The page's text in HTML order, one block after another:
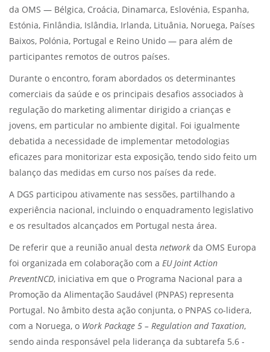
da OMS — Bélgica, Croácia, Dinamarca, Eslovénia, Espanha,
Estónia, Finlândia, Islândia, Irlanda, Lituânia, Noruega, Países
Baixos, Polónia, Portugal e Reino Unido — para além de
participantes remotos de outros países.
Durante o encontro, foram abordados os determinantes
comerciais da saúde e os principais desafios associados à
regulação do marketing alimentar dirigido a crianças e
jovens, em particular no ambiente digital. Foi igualmente
debatida a necessidade de implementar metodologias
eficazes para monitorizar esta exposição, tendo sido feito um
balanço das medidas em curso nos países da rede.
A DGS participou ativamente nas sessões, partilhando a
experiência nacional, incluindo o enquadramento legislativo
e os resultados alcançados em Portugal nesta área.
De referir que a reunião anual desta network da OMS Europa
foi organizada em colaboração com a EU Joint Action
PreventNCD, iniciativa em que o Programa Nacional para a
Promoção da Alimentação Saudável (PNPAS) representa
Portugal. No âmbito desta ação conjunta, o PNPAS co-lidera,
com a Noruega, o Work Package 5 – Regulation and Taxation,
sendo ainda responsável pela liderança da subtarefa 5.6 -